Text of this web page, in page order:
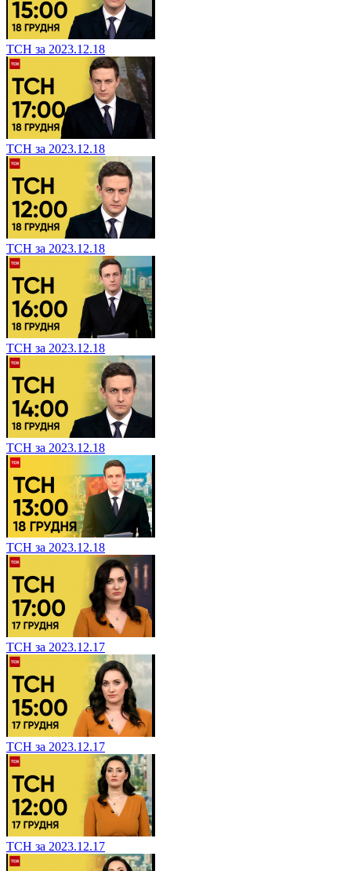
ТСН за 2023.12.18
ТСН за 2023.12.18
ТСН за 2023.12.18
ТСН за 2023.12.18
ТСН за 2023.12.18
ТСН за 2023.12.18
ТСН за 2023.12.17
ТСН за 2023.12.17
ТСН за 2023.12.17